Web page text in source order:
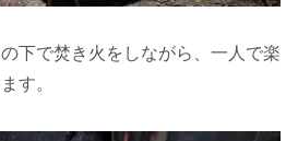
下で焚き火をしながら、一人で楽
す。